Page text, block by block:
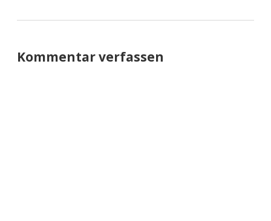
Kommentar verfassen